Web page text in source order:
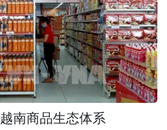
南商品生态体系